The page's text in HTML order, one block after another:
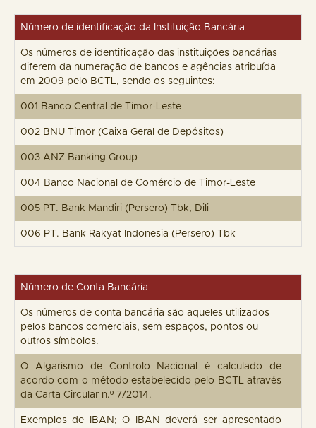
Número de identificação da Instituição Bancária
Os números de identificação das instituições bancárias
diferem da numeração de bancos e agências atribuída
em 2009 pelo BCTL, sendo os seguintes:
001 Banco Central de Timor-Leste
002 BNU Timor (Caixa Geral de Depósitos)
003 ANZ Banking Group
004 Banco Nacional de Comércio de Timor-Leste
005 PT. Bank Mandiri (Persero) Tbk, Dili
006 PT. Bank Rakyat Indonesia (Persero) Tbk
Número de Conta Bancária
Os números de conta bancária são aqueles utilizados
pelos bancos comerciais, sem espaços, pontos ou
outros símbolos.
O Algarismo de Controlo Nacional é calculado de
acordo com o método estabelecido pelo BCTL através
da Carta Circular n.º 7/2014.
Exemplos de IBAN; O IBAN deverá ser apresentado